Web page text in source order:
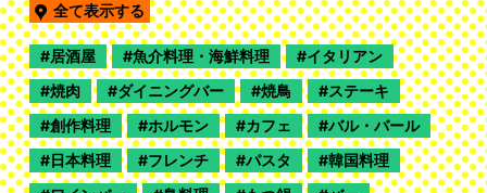
全て表示する
居酒屋 魚介料理・海鮮料理
イタリアン
焼肉
ダイニングバー 焼鳥
ステーキ
創作料理
ホルモン カフェ
バル・バール
日本料理
フレンチ パスタ
韓国料理